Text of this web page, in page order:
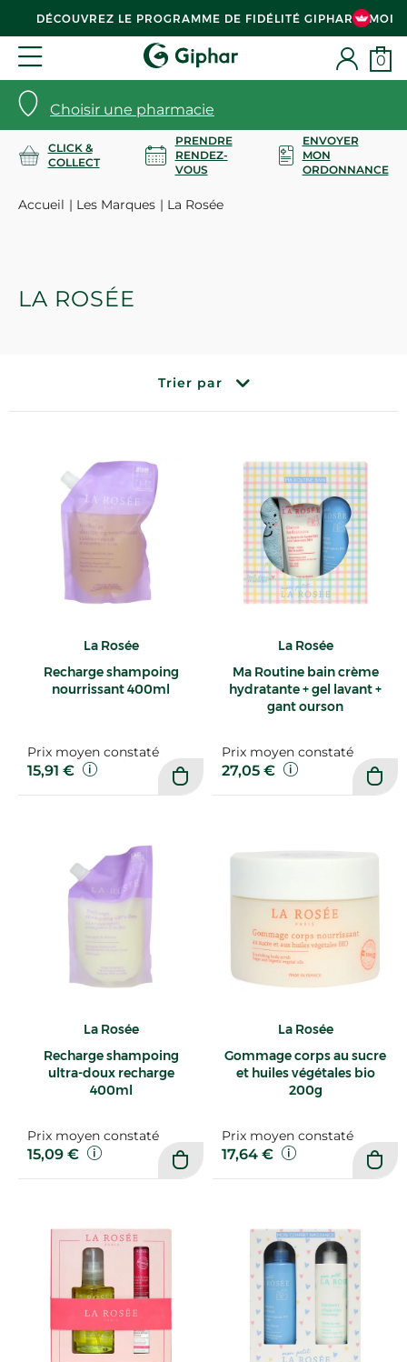
DÉCOUVREZ LE PROGRAMME DE FIDÉLITÉ GIPHAR & MOI
Choisir une pharmacie
0
CLICK &
COLLECT
PRENDRE
RENDEZ-
VOUS
ENVOYER
MON
ORDONNANCE
Accueil Les Marques La Rosée
LA ROSÉE
Trier par
La Rosée
Recharge shampoing
nourrissant 400ml
Prix moyen constaté
15,91 €
La Rosée
Ma Routine bain crème
hydratante + gel lavant +
gant ourson
Prix moyen constaté
27,05 €
La Rosée
Recharge shampoing
ultra-doux recharge
400ml
Prix moyen constaté
15,09 €
La Rosée
Gommage corps au sucre
et huiles végétales bio
200g
Prix moyen constaté
17,64 €